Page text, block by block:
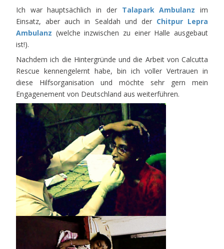
Ich war hauptsächlich in der Talapark Ambulanz im
Einsatz, aber auch in Sealdah und der Chitpur Lepra
Ambulanz (welche inzwischen zu einer Halle ausgebaut
ist!).
Nachdem ich die Hintergründe und die Arbeit von Calcutta
Rescue kennengelernt habe, bin ich voller Vertrauen in
diese Hilfsorganisation und möchte sehr gern mein
Engagenement von Deutschland aus weiterführen.